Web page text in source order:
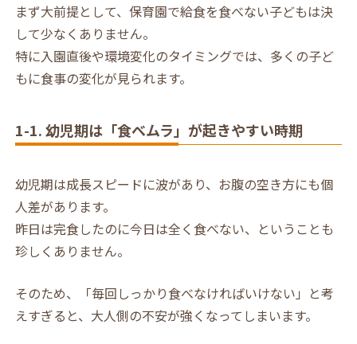
まず大前提として、保育園で給食を食べない子どもは決
して少なくありません。
特に入園直後や環境変化のタイミングでは、多くの子ど
もに食事の変化が見られます。
1-1. 幼児期は「食べムラ」が起きやすい時期
幼児期は成長スピードに波があり、お腹の空き方にも個
人差があります。
昨日は完食したのに今日は全く食べない、ということも
珍しくありません。
そのため、「毎回しっかり食べなければいけない」と考
えすぎると、大人側の不安が強くなってしまいます。